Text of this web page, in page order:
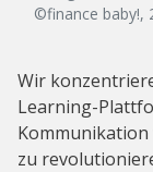
©finance baby!,
Wir
Learning-
zu